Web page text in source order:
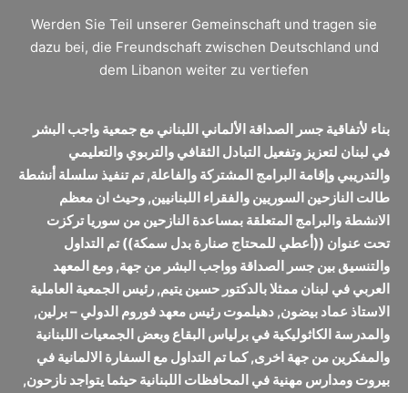
Werden Sie Teil unserer Gemeinschaft und tragen sie
dazu bei, die Freundschaft zwischen Deutschland und
dem Libanon weiter zu vertiefen
بناء لأتفاقية جسر الصداقة الألماني اللبناني مع جمعية واجب البشر
في لبنان لتعزيز وتفعيل التبادل الثقافي والتربوي والتعليمي
والتدريبي وإقامة البرامج المشتركة والفاعلة, تم تنفيذ سلسلة أنشطة
طالت النازحين السوريين والفقراء اللبنانيين, وحيث ان معظم
الانشطة والبرامج المتعلقة بمساعدة النازحين من سوريا تركزت
تحت عنوان ((أعطي للمحتاج صنارة بدل سمكة)) تم التداول
والتنسيق بين جسر الصداقة وواجب البشر من جهة, ومع المعهد
العربي في لبنان ممثلا بالدكتور حسين يتيم, رئيس الجمعية العاملية
الاستاذ عماد بيضون, دهيلموت رئيس معهد فوروم الدولي – برلين,
والمدرسة الكاثوليكية في برلياس البقاع وبعض الجمعيات اللبنانية
والمفكرين من جهة اخرى, كما تم التداول مع السفارة الالمانية في
بيروت ومدارس مهنية في المحافظات اللبنانية حيثما يتواجد نازحون,